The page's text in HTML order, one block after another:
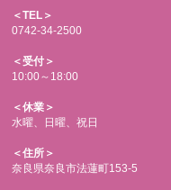
＜TEL＞
0742-34-2500
＜受付＞
10:00～18:00
＜休業＞
水曜、日曜、祝日
＜住所＞
奈良県奈良市法蓮町153-5